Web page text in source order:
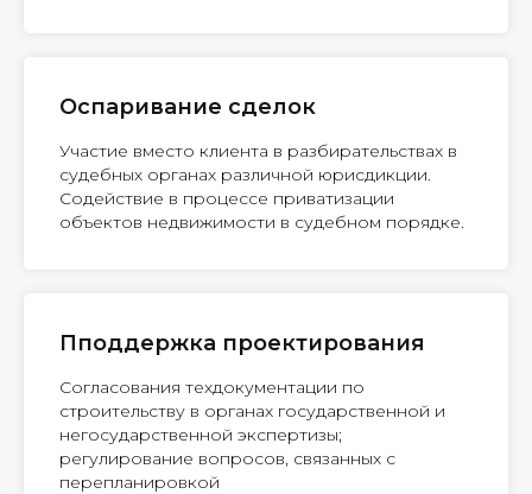
Оспаривание сделок
Участие вместо клиента в разбирательствах в
судебных органах различной юрисдикции.
Содействие в процессе приватизации
объектов недвижимости в судебном порядке.
Пподдержка проектирования
Согласования техдокументации по
строительству в органах государственной и
негосударственной экспертизы;
регулирование вопросов, связанных с
перепланировкой